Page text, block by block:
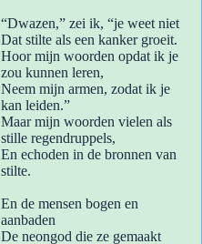
“Dwazen,” zei ik, “je weet niet
Dat stilte als een kanker groeit.
Hoor mijn woorden opdat ik je
zou kunnen leren,
Neem mijn armen, zodat ik je
kan leiden.”
Maar mijn woorden vielen als
stille regendruppels,
En echoden in de bronnen van
stilte.
En de mensen bogen en
aanbaden
De neongod die ze gemaakt